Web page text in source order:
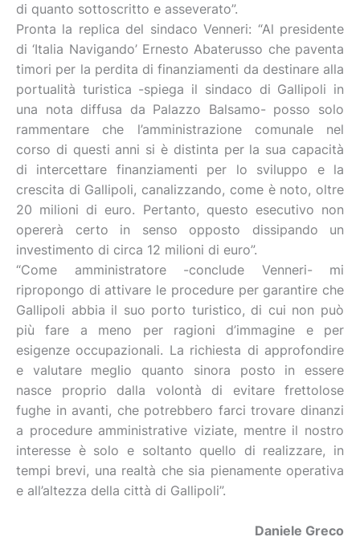
di quanto sottoscritto e asseverato”.
Pronta la replica del sindaco Venneri: “Al presidente
di ‘Italia Navigando’ Ernesto Abaterusso che paventa
timori per la perdita di finanziamenti da destinare alla
portualità turistica -spiega il sindaco di Gallipoli in
una nota diffusa da Palazzo Balsamo- posso solo
rammentare che l’amministrazione comunale nel
corso di questi anni si è distinta per la sua capacità
di intercettare finanziamenti per lo sviluppo e la
crescita di Gallipoli, canalizzando, come è noto, oltre
20 milioni di euro. Pertanto, questo esecutivo non
opererà certo in senso opposto dissipando un
investimento di circa 12 milioni di euro”.
“Come amministratore -conclude Venneri- mi
ripropongo di attivare le procedure per garantire che
Gallipoli abbia il suo porto turistico, di cui non può
più fare a meno per ragioni d’immagine e per
esigenze occupazionali. La richiesta di approfondire
e valutare meglio quanto sinora posto in essere
nasce proprio dalla volontà di evitare frettolose
fughe in avanti, che potrebbero farci trovare dinanzi
a procedure amministrative viziate, mentre il nostro
interesse è solo e soltanto quello di realizzare, in
tempi brevi, una realtà che sia pienamente operativa
e all’altezza della città di Gallipoli”.
Daniele Greco